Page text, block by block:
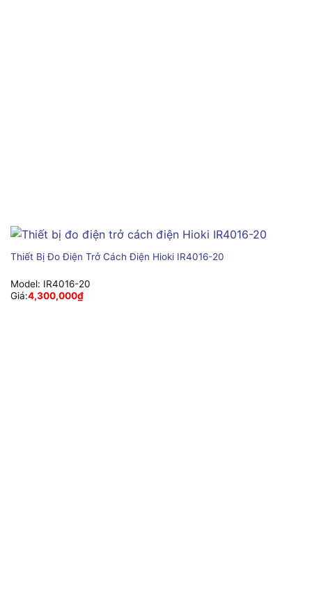
Thiết Bị Đo Điện Trở Cách Điện Hioki IR4016-20
Model: IR4016-20
Giá:4,300,000₫